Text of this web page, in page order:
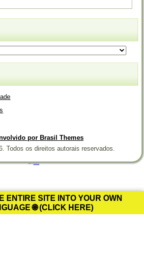
por Brasil Themes
Todos os direitos autorais reservados.
ENTIRE SITE INTO YOUR OWN
🌐 (CLICK HERE)